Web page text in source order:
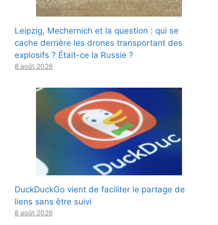
Leipzig, Mechernich et la question : qui se
cache derrière les drones transportant des
explosifs ? Était-ce la Russie ?
8 août 2026
DuckDuckGo vient de faciliter le partage de
liens sans être suivi
8 août 2026